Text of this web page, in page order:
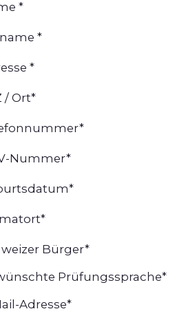
*
*
*
/ Ort*
*
Nummer*
*
*
Bürger*
Prüfungssprache*
Adresse*